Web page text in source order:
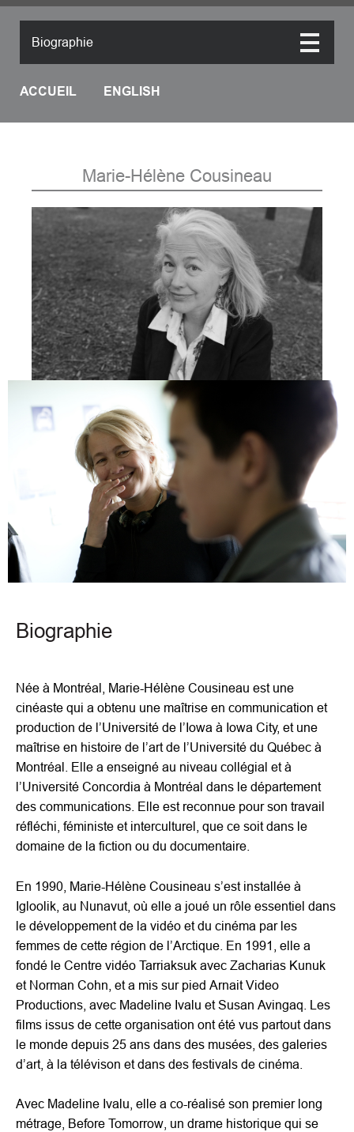
Biographie
Démarche artistique
ACCUEIL ENGLISH
Marie-Hélène Cousineau
Biographie
Née à Montréal, Marie-Hélène Cousineau est une
cinéaste qui a obtenu une maîtrise en communication et
production de l’Université de l’Iowa à Iowa City, et une
maîtrise en histoire de l’art de l’Université du Québec à
Montréal. Elle a enseigné au niveau collégial et à
l’Université Concordia à Montréal dans le département
des communications. Elle est reconnue pour son travail
réfléchi, féministe et interculturel, que ce soit dans le
domaine de la fiction ou du documentaire.
En 1990, Marie-Hélène Cousineau s’est installée à
Igloolik, au Nunavut, où elle a joué un rôle essentiel dans
le développement de la vidéo et du cinéma par les
femmes de cette région de l’Arctique. En 1991, elle a
fondé le Centre vidéo Tarriaksuk avec Zacharias Kunuk
et Norman Cohn, et a mis sur pied Arnait Video
Productions, avec Madeline Ivalu et Susan Avingaq. Les
films issus de cette organisation ont été vus partout dans
le monde depuis 25 ans dans des musées, des galeries
d’art, à la télévison et dans des festivals de cinéma.
Avec Madeline Ivalu, elle a co-réalisé son premier long
métrage, Before Tomorrow, un drame historique qui se